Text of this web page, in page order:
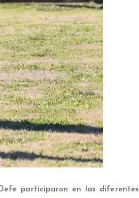
participaron en las diferentes